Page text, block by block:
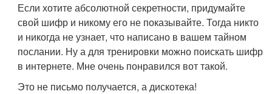
Если хотите абсолютной секретности, придумайте
свой шифр и никому его не показывайте. Тогда никто
и никогда не узнает, что написано в вашем тайном
послании. Ну а для тренировки можно поискать шифр
в интернете. Мне очень понравился вот такой.
Это не письмо получается, а дискотека!